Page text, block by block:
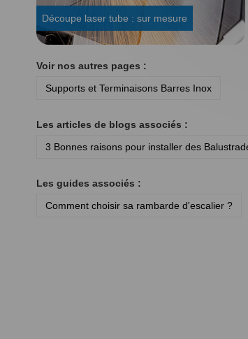
Découpe laser tube : sur mesure
Voir nos autres pages :
Supports et Terminaisons Barres Inox
Les articles de blogs associés :
3 Bonnes raisons pour installer des
Les guides associés :
Comment choisir sa rambarde d'escalier ?